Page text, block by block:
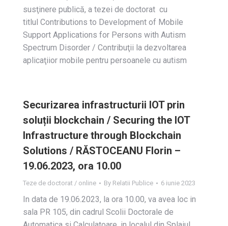
susţinere publică, a tezei de doctorat cu
titlul Contributions to Development of Mobile
Support Applications for Persons with Autism
Spectrum Disorder / Contribuţii la dezvoltarea
aplicaţiior mobile pentru persoanele cu autism
Securizarea infrastructurii IOT prin
soluții blockchain / Securing the IOT
Infrastructure through Blockchain
Solutions / RĂSTOCEANU Florin –
19.06.2023, ora 10.00
Teze de doctorat / online By Relatii Publice 6 iunie 2023
In data de 19.06.2023, la ora 10.00, va avea loc in
sala PR 105, din cadrul Scolii Doctorale de